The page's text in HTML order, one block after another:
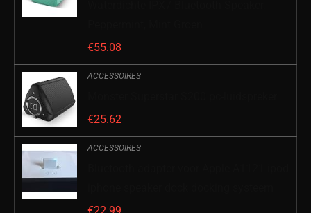
€55.08
ACCESSOIRES
€25.62
ACCESSOIRES